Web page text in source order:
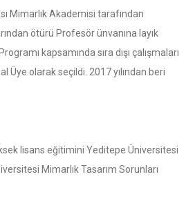
Mimarlık Akademisi tarafından
ötürü Profesör ünvanına layık
kapsamında sıra dışı çalışmaları
Üye olarak seçildi. 2017 yılından beri
lisans eğitimini Yeditepe Üniversitesi
Mimarlık Tasarım Sorunları